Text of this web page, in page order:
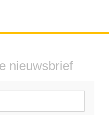
nieuwsbrief